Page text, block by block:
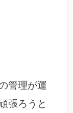
管理が運
張ろうと